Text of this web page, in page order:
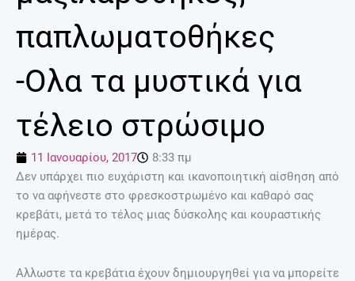
παπλωματοθήκες
-Ολα τα μυστικά για
τέλειο στρώσιμο
11 Ιανουαρίου, 2017
8:33 πμ
Δεν υπάρχει πιο ευχάριστη και ικανοποιητική αίσθηση από
το να αφήνεστε στο φρεσκοστρωμένο και καθαρό σας
κρεβάτι, μετά το τέλος μιας δύσκολης και κουραστικής
ημέρας.
Αλλωστε τα κρεβάτια έχουν δημιουργηθεί για να μπορείτε